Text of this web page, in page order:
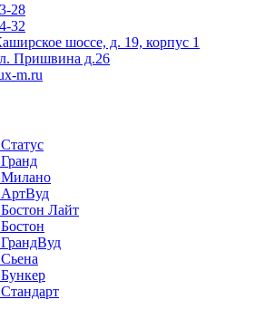
28
32
шоссе, д. 19, корпус 1
Пришвина д.26
m.ru
Лайт